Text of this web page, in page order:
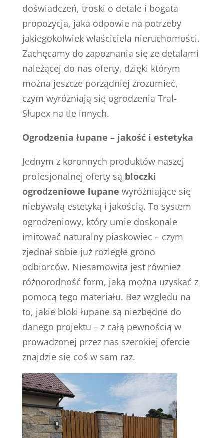
doświadczeń, troski o detale i bogata
propozycja, jaka odpowie na potrzeby
jakiegokolwiek właściciela nieruchomości.
Zachęcamy do zapoznania się ze detalami
należącej do nas oferty, dzięki którym
można jeszcze porządniej zrozumieć,
czym wyróżniają się ogrodzenia Tral-
Słupex na tle innych.
Ogrodzenia łupane – jakość i estetyka
Jednym z koronnych produktów naszej
profesjonalnej oferty są bloczki
ogrodzeniowe łupane wyróżniające się
niebywałą estetyką i jakością. To system
ogrodzeniowy, który umie doskonale
imitować naturalny piaskowiec – czym
zjednał sobie już rozległe grono
odbiorców. Niesamowita jest również
różnorodność form, jaką można uzyskać z
pomocą tego materiału. Bez względu na
to, jakie bloki łupane są niezbędne do
danego projektu – z całą pewnością w
prowadzonej przez nas szerokiej ofercie
znajdzie się coś w sam raz.